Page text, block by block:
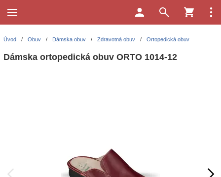
Úvod / Obuv / Dámska obuv / Zdravotná obuv / Ortopedická obuv
Dámska ortopedická obuv ORTO 1014-12